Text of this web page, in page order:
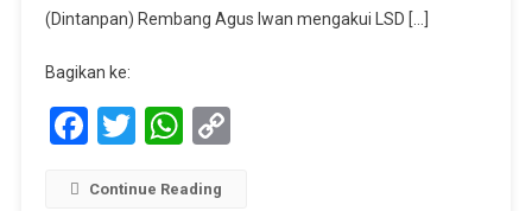
(Dintanpan) Rembang Agus Iwan mengakui LSD […]
Bagikan ke:
Facebook
TwitterWhatsApp
Copy
Continue Reading